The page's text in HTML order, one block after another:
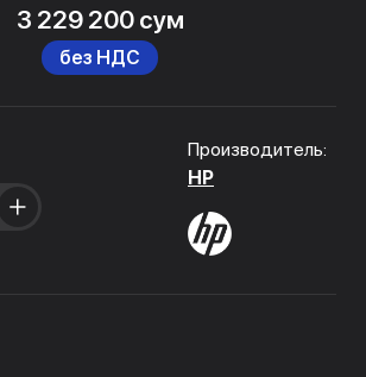
3 229 200 сум
без НДС
Производитель:
HP